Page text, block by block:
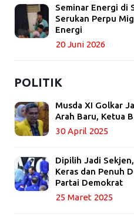
Seminar Energi di
Serukan Perpu
Energi
20 Juni 2026
POLITIK
Musda XI Golkar
Arah Baru, Ketua
30 April 2025
Dipilih Jadi
Keras dan Penuh
Partai Demokrat
25 Maret 2025